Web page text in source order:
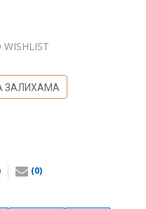
ЗАЛИХАМА
(0)